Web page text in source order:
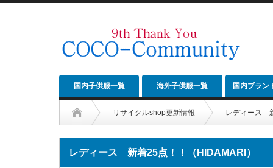
国内子供服一覧 海外子供服一覧 国内ブラン
リサイクルshop更新情報 レディース
レディース 新着25点！！（HIDAMARI）